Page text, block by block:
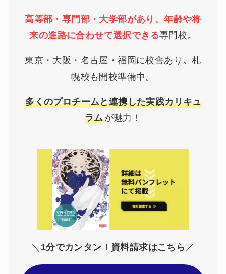
高等部・専門部・大学部があり、年齢や将
来の進路に合わせて選択できる専門校。
東京・大阪・名古屋・福岡に校舎あり。札
幌校も開校準備中。
多くのプロチームと連携した実践カリキュ
ラムが魅力！
＼ 1分でカンタン！資料請求はこちら ／